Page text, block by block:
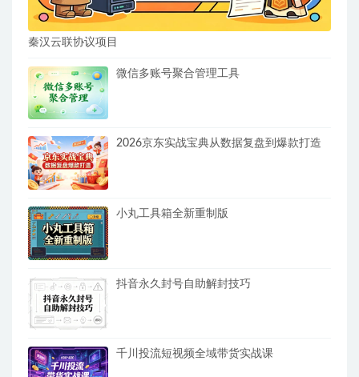
秦汉云联协议项目
微信多账号聚合管理工具
2026京东实战宝典从数据复盘到爆款打造
小丸工具箱全新重制版
抖音永久封号自助解封技巧
千川投流短视频全域带货实战课